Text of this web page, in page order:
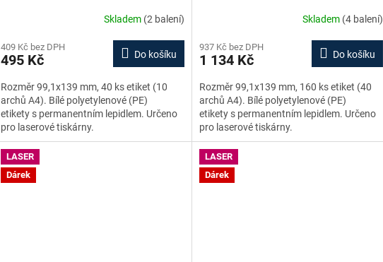
Skladem (2 balení)
409 Kč bez DPH
495 Kč Do košíku
Rozměr 99,1x139 mm, 40 ks etiket (10
archů A4). Bílé polyetylenové (PE)
etikety s permanentním lepidlem. Určeno
pro laserové tiskárny.
Skladem (4 balení)
937 Kč bez DPH
1 134 Kč Do košíku
Rozměr 99,1x139 mm, 160 ks etiket (40
archů A4). Bílé polyetylenové (PE)
etikety s permanentním lepidlem. Určeno
pro laserové tiskárny.
LASER
Dárek
LASER
Dárek